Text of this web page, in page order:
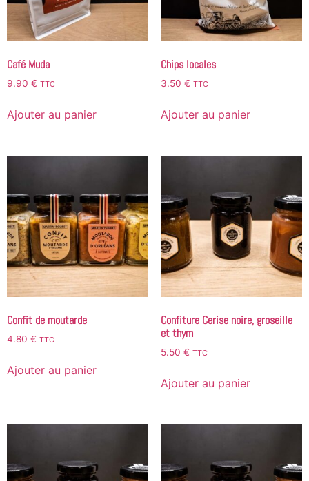
Café Muda
9.90 € TTC
Ajouter au panier
Chips locales
3.50 € TTC
Ajouter au panier
Confit de moutarde
4.80 € TTC
Ajouter au panier
Confiture Cerise noire, groseille
et thym
5.50 € TTC
Ajouter au panier